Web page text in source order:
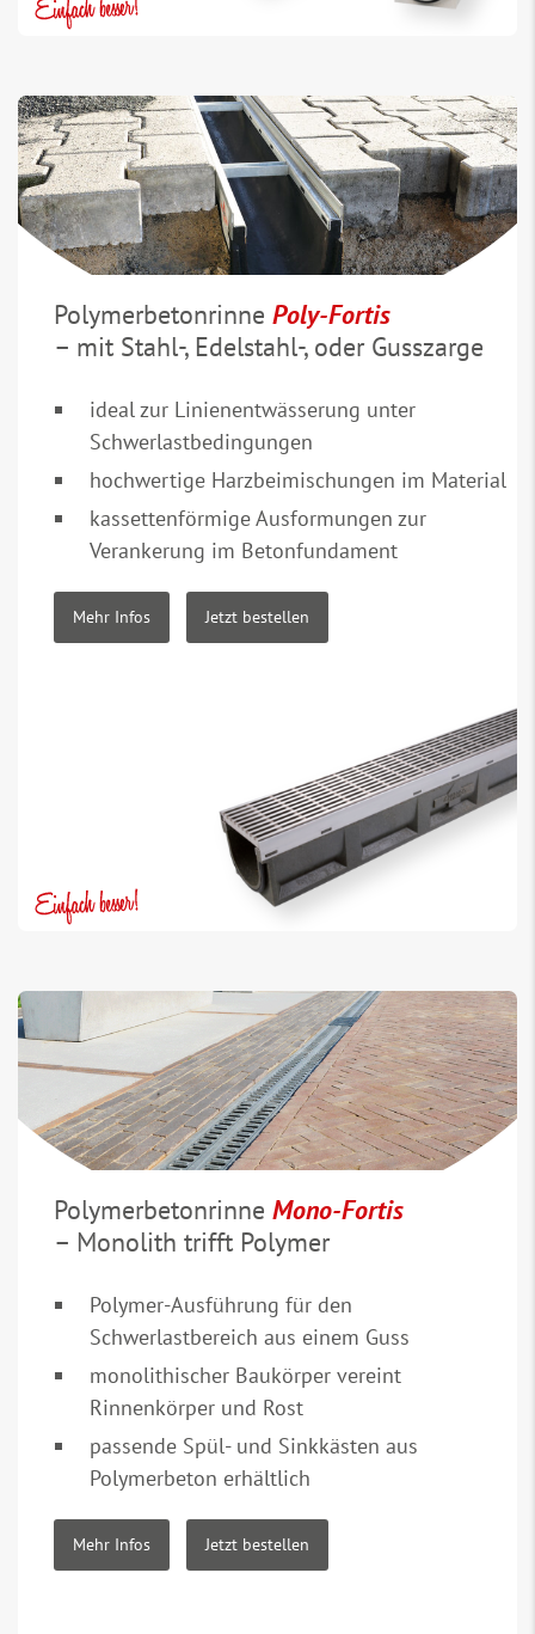
Polymerbetonrinne Poly-Fortis
– mit Stahl-, Edelstahl-, oder Gusszarge
ideal zur Linienentwässerung unter
Schwerlastbedingungen
hochwertige Harzbeimischungen im Material
kassettenförmige Ausformungen zur
Verankerung im Betonfundament
Mehr Infos Jetzt bestellen
Polymerbetonrinne Mono-Fortis
– Monolith trifft Polymer
Polymer-Ausführung für den
Schwerlastbereich aus einem Guss
monolithischer Baukörper vereint
Rinnenkörper und Rost
passende Spül- und Sinkkästen aus
Polymerbeton erhältlich
Mehr Infos Jetzt bestellen